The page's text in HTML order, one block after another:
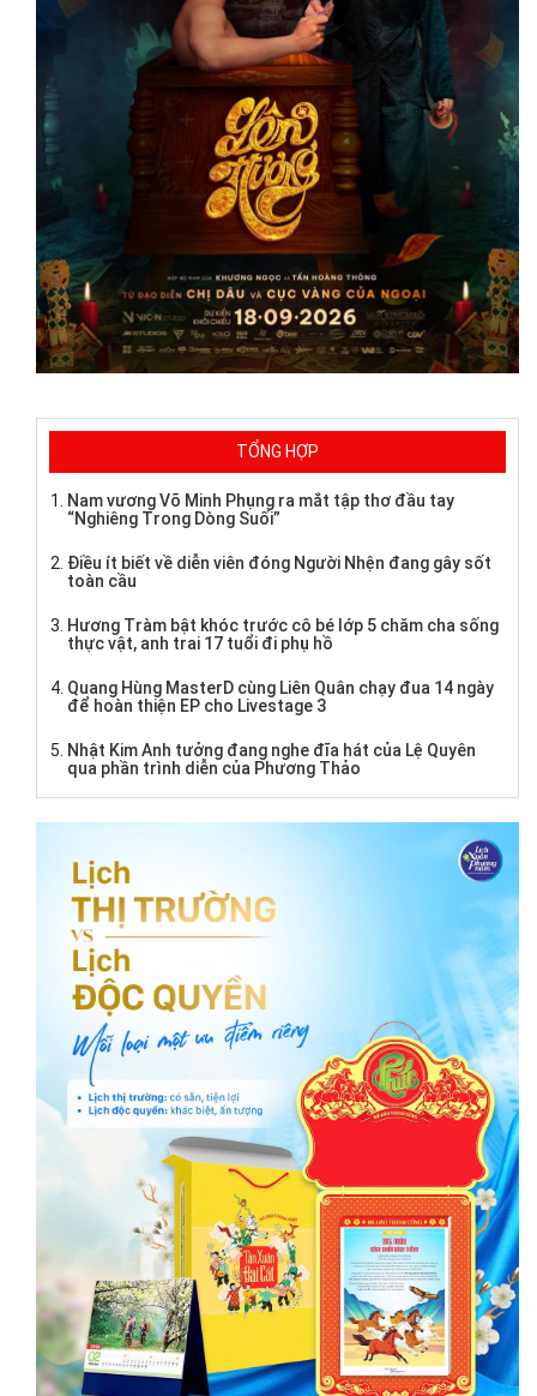
TỔNG HỢP
Nam vương Võ Minh Phụng ra mắt tập thơ đầu tay
“Nghiêng Trong Dòng Suối”
Điều ít biết về diễn viên đóng Người Nhện đang gây sốt
toàn cầu
Hương Tràm bật khóc trước cô bé lớp 5 chăm cha sống
thực vật, anh trai 17 tuổi đi phụ hồ
Quang Hùng MasterD cùng Liên Quân chạy đua 14 ngày
để hoàn thiện EP cho Livestage 3
Nhật Kim Anh tưởng đang nghe đĩa hát của Lệ Quyên
qua phần trình diễn của Phương Thảo